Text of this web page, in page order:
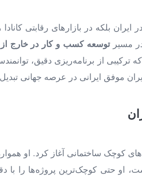
بلکه در بازارهای رقابتی
در مسیرتوسعه کسب‌ و کار در خارج
ترکیبی از برنامه‌ریزی دقیق،
موفق ایرانی در عرصه جهانی
کوچک ساختمانی آغاز کرد. او
او حتی کوچک‌ترین پروژه‌ها را با